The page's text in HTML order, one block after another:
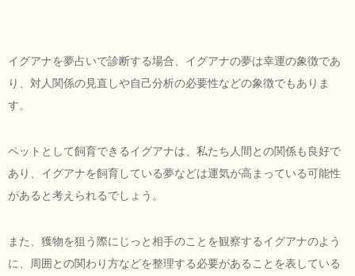
イグアナを夢占いで診断する場合、イグアナの夢は幸運の象徴であ
り、対人関係の見直しや自己分析の必要性などの象徴でもありま
す。
ペットとして飼育できるイグアナは、私たち人間との関係も良好で
あり、イグアナを飼育している夢などは運気が高まっている可能性
があると考えられるでしょう。
また、獲物を狙う際にじっと相手のことを観察するイグアナのよう
に、周囲との関わり方などを整理する必要があることを表している